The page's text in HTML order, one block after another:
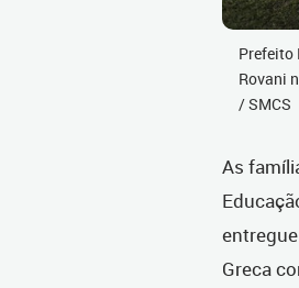
Prefeito
Rovani
/ SMCS
As
Greca